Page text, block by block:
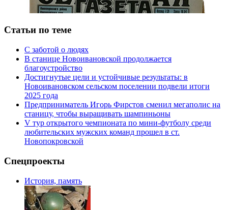
Статьи по теме
С заботой о людях
В станице Новоивановской продолжается
благоустройство
Достигнутые цели и устойчивые результаты: в
Новоивановском сельском поселении подвели итоги
2025 года
Предприниматель Игорь Фирстов сменил мегаполис на
станицу, чтобы выращивать шампиньоны
V тур открытого чемпионата по мини-футболу среди
любительских мужских команд прошел в ст.
Новопокровской
Спецпроекты
История, память